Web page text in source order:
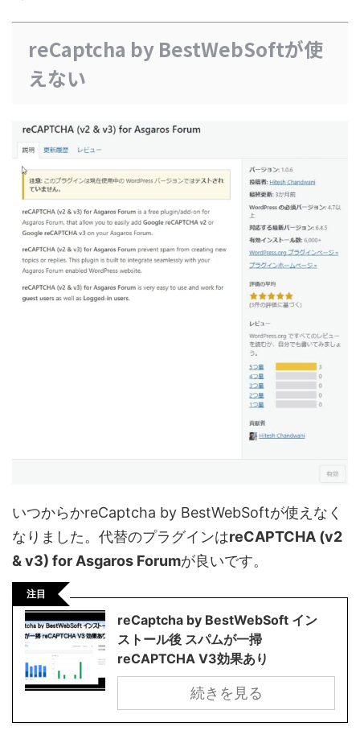
reCaptcha by BestWebSoftが使
えない
いつからかreCaptcha by BestWebSoftが使えなく
なりました。代替のプラグインはreCAPTCHA (v2
& v3) for Asgaros Forumが良いです。
注目
reCaptcha by BestWebSoft イン
ストール後 スパムが一掃
reCAPTCHA V3効果あり
続きを見る